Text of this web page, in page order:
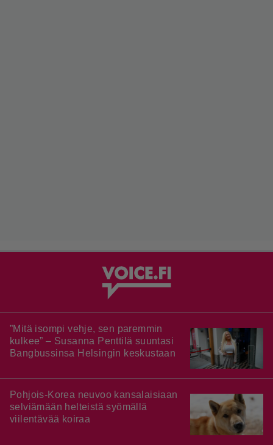
”Mitä isompi vehje, sen paremmin
kulkee” – Susanna Penttilä suuntasi
Bangbussinsa Helsingin keskustaan
Pohjois-Korea neuvoo kansalaisiaan
selviämään helteistä syömällä
viilentävää koiraa